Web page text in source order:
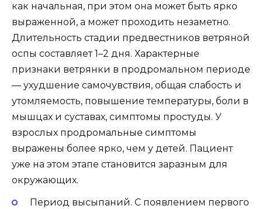
как начальная, при этом она может быть ярко
выраженной, а может проходить незаметно.
Длительность стадии предвестников ветряной
оспы составляет 1–2 дня. Характерные
признаки ветрянки в продромальном периоде
— ухудшение самочувствия, общая слабость и
утомляемость, повышение температуры, боли в
мышцах и суставах, симптомы простуды. У
взрослых продромальные симптомы
выражены более ярко, чем у детей. Пациент
уже на этом этапе становится заразным для
окружающих.
Период высыпаний. С появлением первого